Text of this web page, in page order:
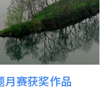
赛获奖作品